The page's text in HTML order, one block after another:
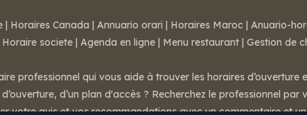
| Horaires Canada | Annuario orari | Horaires Maroc | Anuario-
Horaire societe | Agenda en ligne | Menu restaurant | Gestion de
professionnel qui vous aide à trouver les horaires
d’un plan d'accès ? Recherchez le professionnel
votre avis et vos recommandations avec un commentaire et